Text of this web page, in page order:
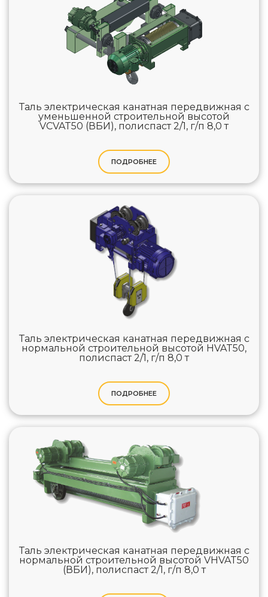
Таль электрическая канатная передвижная с
уменьшенной строительной высотой
VCVAT50 (ВБИ), полиспаст 2/1, г/п 8,0 т
ПОДРОБНЕЕ
Таль электрическая канатная передвижная с
нормальной строительной высотой HVAT50,
полиспаст 2/1, г/п 8,0 т
ПОДРОБНЕЕ
Таль электрическая канатная передвижная с
нормальной строительной высотой VHVAT50
(ВБИ), полиспаст 2/1, г/п 8,0 т